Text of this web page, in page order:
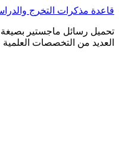
التجاوز
المحتوى
قاعدة مذكرات التخرج
العديد من التخصصات العلمية